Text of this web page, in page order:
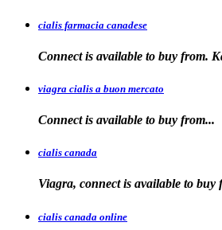
cialis farmacia canadese
Connect is available to buy from.
viagra cialis a buon mercato
Connect is available to buy from...
cialis canada
Viagra, connect is available to buy
cialis canada online